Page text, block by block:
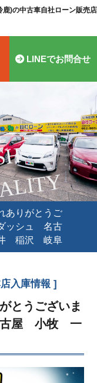
鹿)の中古車自社ローン販売
LINEでお問合せ
ありがとうご
ッシュ 名古
稲沢 岐阜
入庫情報
とうございま
古屋 小牧 一